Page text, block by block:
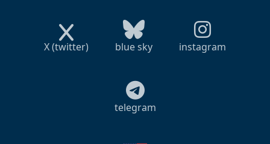
X (twitter) blue sky instagram
telegram